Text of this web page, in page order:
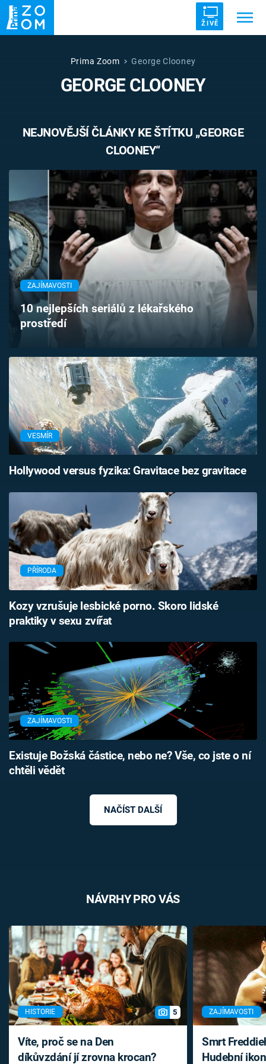
ŽIVĚ
ZRÁDCI UFO DRUHÁ SVĚTOVÁ VÁLKA
VETŘELCI DÁVNOVĚKU
Pořady
TV Program
Časopis
Sledujte prima+
Sledujte nás
Prima Zoom George Clooney
GEORGE CLOONEY
NEJNOVĚJŠÍ ČLÁNKY KE ŠTÍTKU „GEORGE
CLOONEY“
ZAJÍMAVOSTI
10 nejlepších seriálů z lékařského
prostředí
VESMÍR
Hollywood versus fyzika: Gravitace bez gravitace
PŘÍRODA
Kozy vzrušuje lesbické porno. Skoro lidské
praktiky v sexu zvířat
ZAJÍMAVOSTI
Existuje Božská částice, nebo ne? Vše, co jste o ní
chtěli vědět
NAČÍST DALŠÍ
NÁVRHY PRO VÁS
HISTORIE 5
Víte, proč se na Den
díkůvzdání jí zrovna krocan?
ZAJÍMAVOSTI
Smrt
Hudební